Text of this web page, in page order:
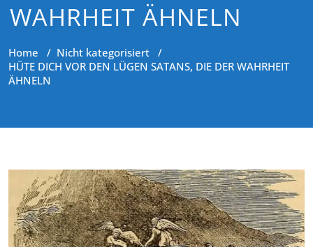
WAHRHEIT ÄHNELN
Home / Nicht kategorisiert /
HÜTE DICH VOR DEN LÜGEN SATANS, DIE DER WAHRHEIT
ÄHNELN